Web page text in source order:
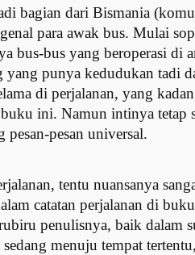
bagian dari Bismania
para awak bus. Mulai
bus-bus yang beroperasi di
yang punya kedudukan tadi
di perjalanan, yang
ini. Namun intinya tetap
pesan-pesan universal.
tentu nuansanya
catatan perjalanan di
penulisnya, baik dalam
menuju tempat